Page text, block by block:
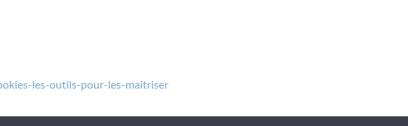
les-outils-pour-les-maitriser